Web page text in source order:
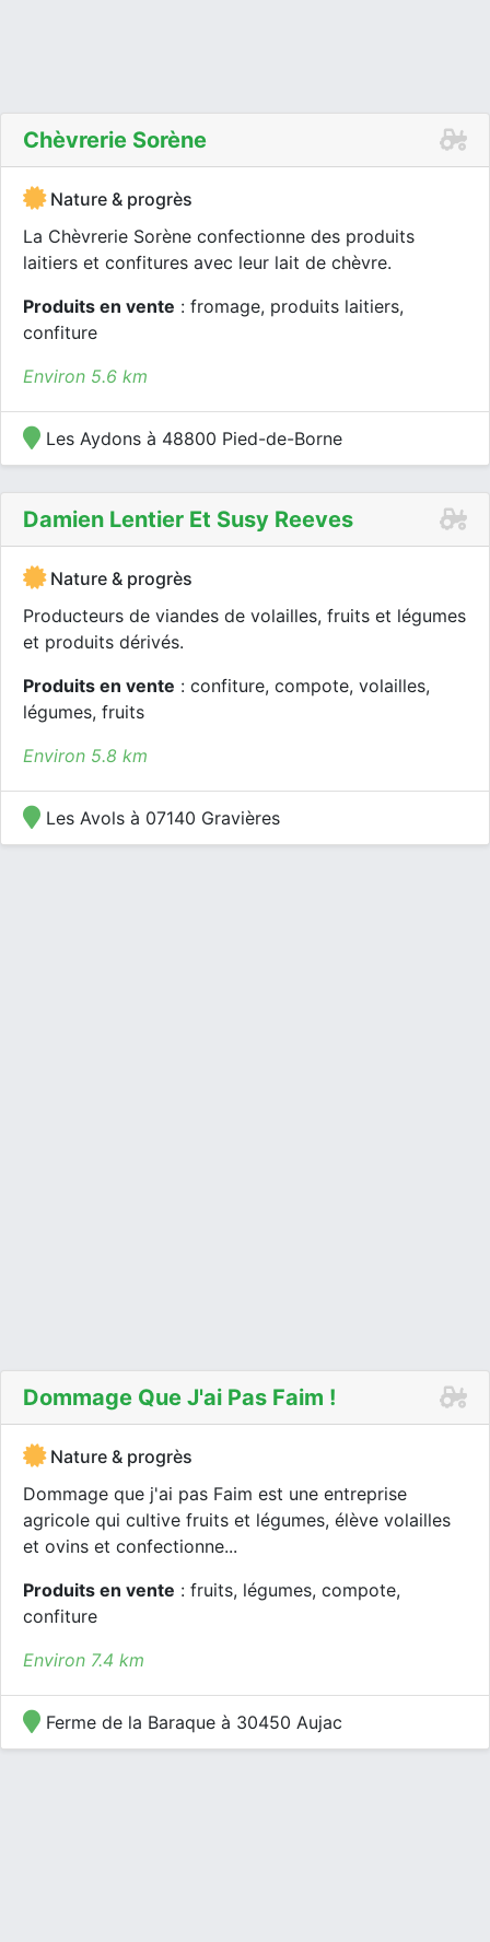
Chèvrerie Sorène
Nature & progrès
La Chèvrerie Sorène confectionne des produits
laitiers et confitures avec leur lait de chèvre.
Produits en vente : fromage, produits laitiers,
confiture
Environ 5.6 km
Les Aydons à 48800 Pied-de-Borne
Damien Lentier Et Susy Reeves
Nature & progrès
Producteurs de viandes de volailles, fruits et légumes
et produits dérivés.
Produits en vente : confiture, compote, volailles,
légumes, fruits
Environ 5.8 km
Les Avols à 07140 Gravières
Dommage Que J'ai Pas Faim !
Nature & progrès
Dommage que j'ai pas Faim est une entreprise
agricole qui cultive fruits et légumes, élève volailles
et ovins et confectionne...
Produits en vente : fruits, légumes, compote,
confiture
Environ 7.4 km
Ferme de la Baraque à 30450 Aujac